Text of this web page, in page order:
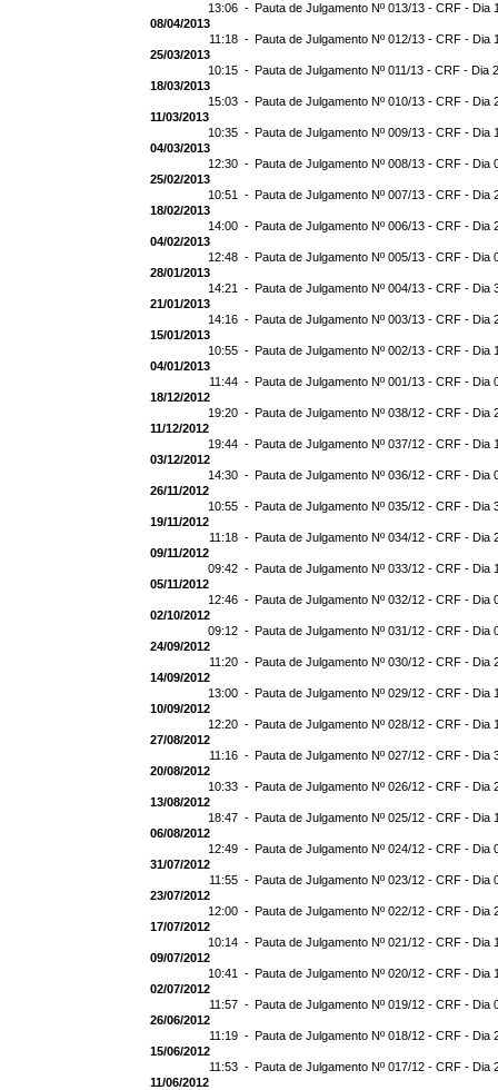
13:06 - Pauta de Julgamento Nº 013/13 - CRF - Dia
08/04/2013
11:18 - Pauta de Julgamento Nº 012/13 - CRF - Dia
25/03/2013
10:15 - Pauta de Julgamento Nº 011/13 - CRF - Dia
18/03/2013
15:03 - Pauta de Julgamento Nº 010/13 - CRF - Dia
11/03/2013
10:35 - Pauta de Julgamento Nº 009/13 - CRF - Dia
04/03/2013
12:30 - Pauta de Julgamento Nº 008/13 - CRF - Dia
25/02/2013
10:51 - Pauta de Julgamento Nº 007/13 - CRF - Dia
18/02/2013
14:00 - Pauta de Julgamento Nº 006/13 - CRF - Dia
04/02/2013
12:48 - Pauta de Julgamento Nº 005/13 - CRF - Dia
28/01/2013
14:21 - Pauta de Julgamento Nº 004/13 - CRF - Dia
21/01/2013
14:16 - Pauta de Julgamento Nº 003/13 - CRF - Dia
15/01/2013
10:55 - Pauta de Julgamento Nº 002/13 - CRF - Dia
04/01/2013
11:44 - Pauta de Julgamento Nº 001/13 - CRF - Dia
18/12/2012
19:20 - Pauta de Julgamento Nº 038/12 - CRF - Dia
11/12/2012
19:44 - Pauta de Julgamento Nº 037/12 - CRF - Dia
03/12/2012
14:30 - Pauta de Julgamento Nº 036/12 - CRF - Dia
26/11/2012
10:55 - Pauta de Julgamento Nº 035/12 - CRF - Dia
19/11/2012
11:18 - Pauta de Julgamento Nº 034/12 - CRF - Dia
09/11/2012
09:42 - Pauta de Julgamento Nº 033/12 - CRF - Dia
05/11/2012
12:46 - Pauta de Julgamento Nº 032/12 - CRF - Dia
02/10/2012
09:12 - Pauta de Julgamento Nº 031/12 - CRF - Dia
24/09/2012
11:20 - Pauta de Julgamento Nº 030/12 - CRF - Dia
14/09/2012
13:00 - Pauta de Julgamento Nº 029/12 - CRF - Dia
10/09/2012
12:20 - Pauta de Julgamento Nº 028/12 - CRF - Dia
27/08/2012
11:16 - Pauta de Julgamento Nº 027/12 - CRF - Dia
20/08/2012
10:33 - Pauta de Julgamento Nº 026/12 - CRF - Dia
13/08/2012
18:47 - Pauta de Julgamento Nº 025/12 - CRF - Dia
06/08/2012
12:49 - Pauta de Julgamento Nº 024/12 - CRF - Dia
31/07/2012
11:55 - Pauta de Julgamento Nº 023/12 - CRF - Dia
23/07/2012
12:00 - Pauta de Julgamento Nº 022/12 - CRF - Dia
17/07/2012
10:14 - Pauta de Julgamento Nº 021/12 - CRF - Dia
09/07/2012
10:41 - Pauta de Julgamento Nº 020/12 - CRF - Dia
02/07/2012
11:57 - Pauta de Julgamento Nº 019/12 - CRF - Dia
26/06/2012
11:19 - Pauta de Julgamento Nº 018/12 - CRF - Dia
15/06/2012
11:53 - Pauta de Julgamento Nº 017/12 - CRF - Dia
11/06/2012